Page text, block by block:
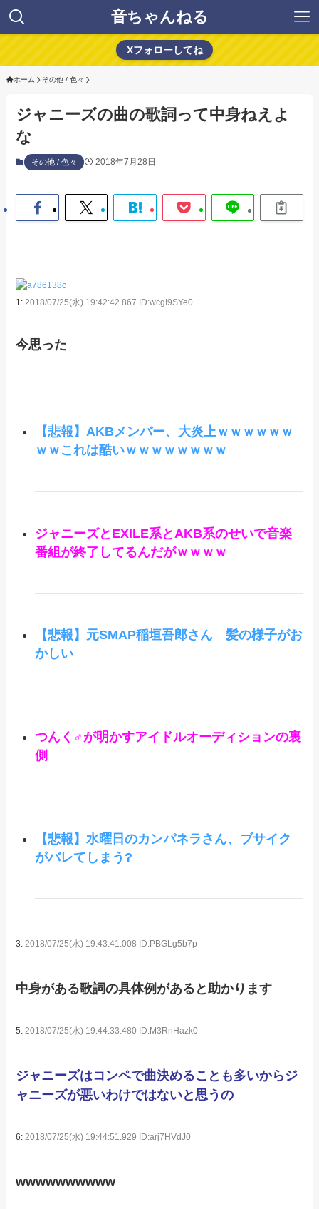
音ちゃんねる
Xフォローしてね
ホーム その他 / 色々
ジャニーズの曲の歌詞って中身ねえよ
な
その他 / 色々 2018年7月28日
1: 2018/07/25(水) 19:42:42.867 ID:wcgI9SYe0
今思った
【悲報】AKBメンバー、大炎上ｗｗｗｗｗｗ
ｗｗこれは酷いｗｗｗｗｗｗｗｗ
ジャニーズとEXILE系とAKB系のせいで音楽
番組が終了してるんだがｗｗｗｗ
【悲報】元SMAP稲垣吾郎さん 髪の様子がお
かしい
つんく♂が明かすアイドルオーディションの裏
側
【悲報】水曜日のカンパネラさん、ブサイク
がバレてしまう?
3:2018/07/25(水) 19:43:41.008 ID:PBGLg5b7p
中身がある歌詞の具体例があると助かります
5:2018/07/25(水) 19:44:33.480 ID:M3RnHazk0
ジャニーズはコンペで曲決めることも多いからジ
ャニーズが悪いわけではないと思うの
6: 2018/07/25(水) 19:44:51.929 ID:arj7HVdJ0
wwwwwwwwww